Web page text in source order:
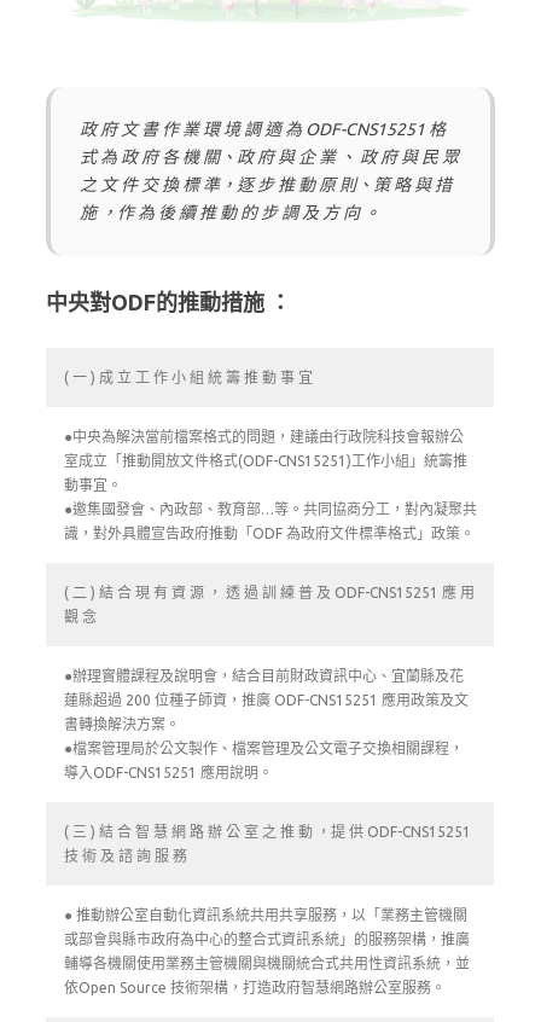
政 府 文 書 作 業 環 境 調 適 為 ODF-CNS15251 格
式 為 政 府 各 機 關、政 府 與 企 業 、 政 府 與 民 眾
之 文 件 交 換 標 準，逐 步 推 動 原 則、策 略 與 措
施 ，作 為 後 續 推 動 的 步 調 及 方 向 。
中央對ODF的推動措施 ：
( 一 ) 成 立 工 作 小 組 統 籌 推 動 事 宜
●中央為解決當前檔案格式的問題，建議由行政院科技會報辦公
室成立「推動開放文件格式(ODF-CNS15251)工作小組」統籌推
動事宜。
●邀集國發會、內政部、教育部…等。共同協商分工，對內凝聚共
識，對外具體宣告政府推動「ODF 為政府文件標準格式」政策。
( 二 ) 結 合 現 有 資 源 ， 透 過 訓 練 普 及 ODF-CNS15251 應 用
觀 念
●辦理實體課程及說明會，結合目前財政資訊中心、宜蘭縣及花
蓮縣超過 200 位種子師資，推廣 ODF-CNS15251 應用政策及文
書轉換解決方案。
●檔案管理局於公文製作、檔案管理及公文電子交換相關課程，
導入ODF-CNS15251 應用說明。
( 三 ) 結 合 智 慧 網 路 辦 公 室 之 推 動 ，提 供 ODF-CNS15251
技 術 及 諮 詢 服 務
● 推動辦公室自動化資訊系統共用共享服務，以「業務主管機關
或部會與縣市政府為中心的整合式資訊系統」的服務架構，推廣
輔導各機關使用業務主管機關與機關統合式共用性資訊系統，並
依Open Source 技術架構，打造政府智慧網路辦公室服務。